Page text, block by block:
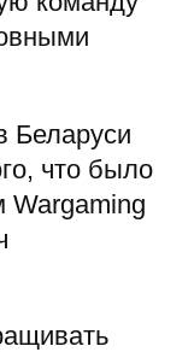
Беларуси
что было
Wargaming